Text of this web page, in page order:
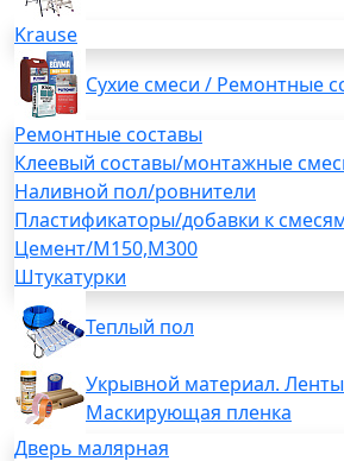
Krause
Сухие смеси / Ремонтные
Ремонтные составы
Клеевый составы/монтажные
Наливной пол/ровнители
Пластификаторы/добавки к
Цемент/М150,М300
Штукатурки
Теплый пол
Укрывной материал.
Маскирующая пленка
Дверь малярная